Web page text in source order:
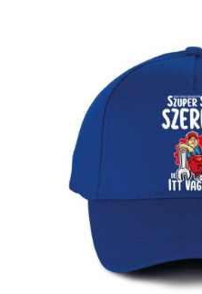
Hozzáadás a kívánságlistához
Összehasonlítás
Gyors nézet